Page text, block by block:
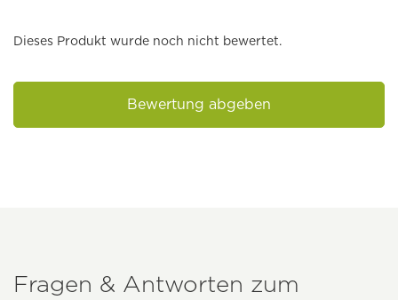
Dieses Produkt wurde noch nicht bewertet.
Bewertung abgeben
Fragen & Antworten zum